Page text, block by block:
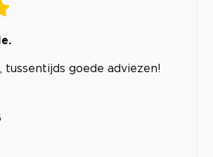
tussentijds goede adviezen!